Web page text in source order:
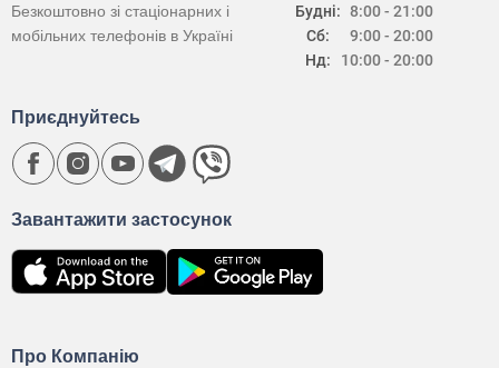
Будні:
Сб:
Нд:
8:00 - 21:00
9:00 - 20:00
10:00 - 20:00
Безкоштовно зі стаціонарних і
мобільних телефонів в Україні
Про Компанію
Завантажити застосунок
Приєднуйтесь